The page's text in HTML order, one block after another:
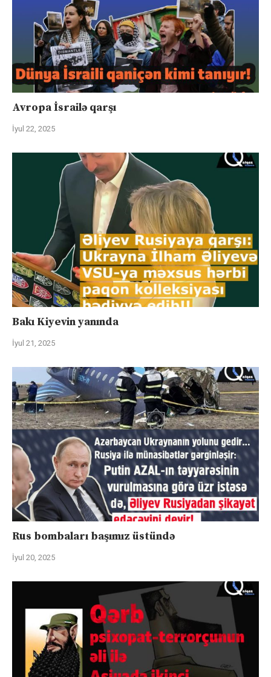
Avropa İsrailə qarşı
İyul 22, 2025
Bakı Kiyevin yanında
İyul 21, 2025
Rus bombaları başımız üstündə
İyul 20, 2025